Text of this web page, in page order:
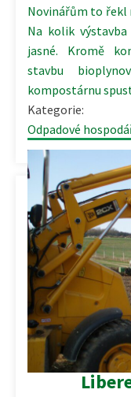
Novinářům to řekl
Na kolik
jasné. Kromě
stavbu
kompostárnu
Kategorie:
Odpadové